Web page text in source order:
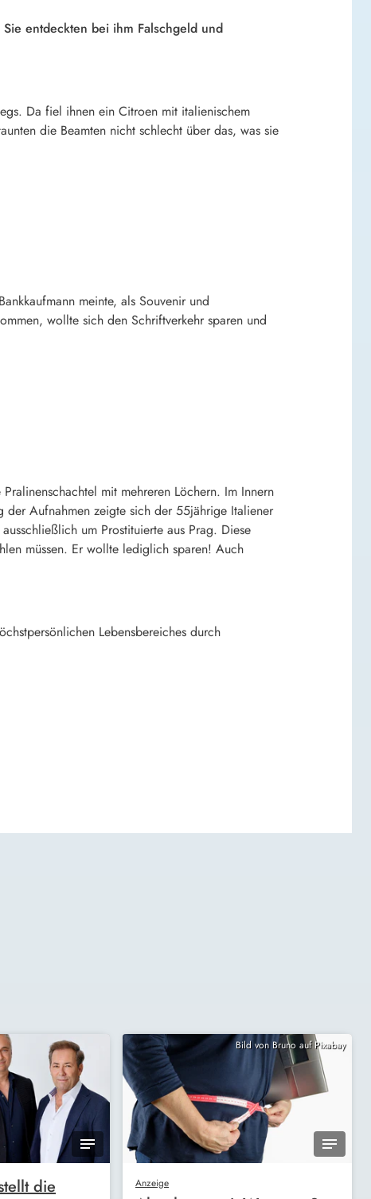
entdeckten bei ihm Falschgeld und
Da fiel ihnen ein Citroen mit italienischem
die Beamten nicht schlecht über das, was sie
meinte, als Souvenir und
wollte sich den Schriftverkehr sparen und
mit mehreren Löchern. Im Innern
der Aufnahmen zeigte sich der 55jährige Italiener
um Prostituierte aus Prag. Diese
müssen. Er wollte lediglich sparen! Auch
Lebensbereiches durch
die
Bild von Bruno auf Pixabay
Anzeige